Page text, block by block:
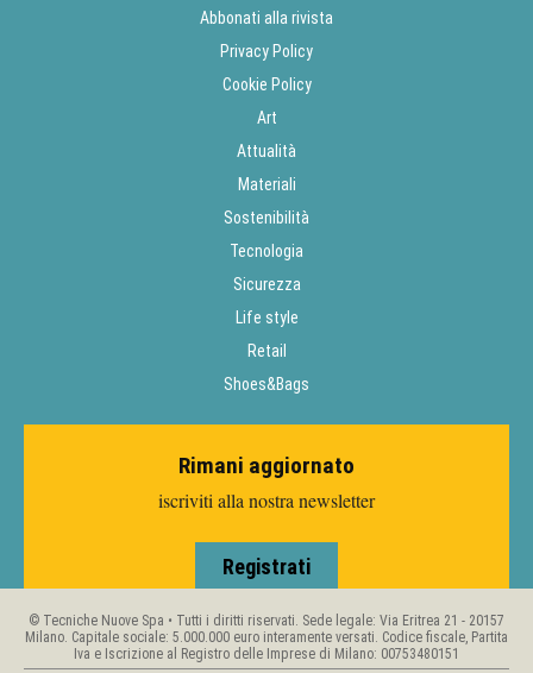
Abbonati alla rivista
Privacy Policy
Cookie Policy
Art
Attualità
Materiali
Sostenibilità
Tecnologia
Sicurezza
Life style
Retail
Shoes&Bags
Rimani aggiornato
iscriviti alla nostra newsletter
Registrati
© Tecniche Nuove Spa • Tutti i diritti riservati. Sede legale: Via Eritrea 21 - 20157
Milano. Capitale sociale: 5.000.000 euro interamente versati. Codice fiscale, Partita
Iva e Iscrizione al Registro delle Imprese di Milano: 00753480151